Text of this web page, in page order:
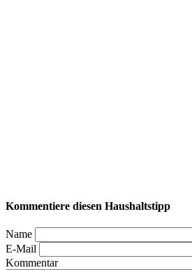
Kommentiere diesen Haushaltstipp
Name
E-Mail
Kommentar